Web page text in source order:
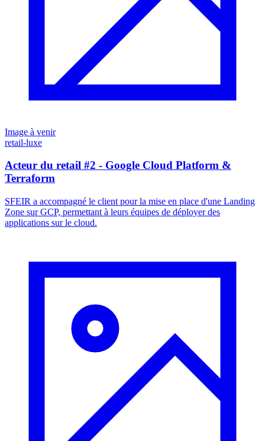
Image à venir
retail-luxe
Acteur du retail #2 - Google Cloud Platform &
Terraform
SFEIR a accompagné le client pour la mise en place d'une Landing
Zone sur GCP, permettant à leurs équipes de déployer des
applications sur le cloud.